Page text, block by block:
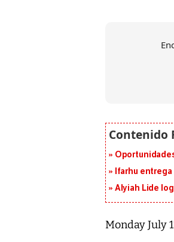
Ifarhu
Alyiah Lide
Monday July